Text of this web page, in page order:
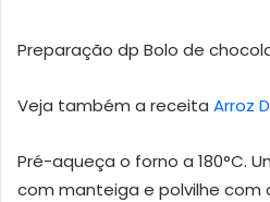
Preparação dp Bolo de
Veja também a receita Arroz
Pré-aqueça o forno a 180°C.
com manteiga e polvilhe com